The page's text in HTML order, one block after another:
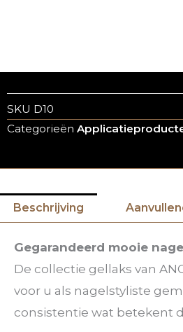
SKU D10
Categorieën
Beschrijving
Gegarandeerd mooie
De collectie gellaks van
voor u als nagelstyliste
consistentie wat betekent